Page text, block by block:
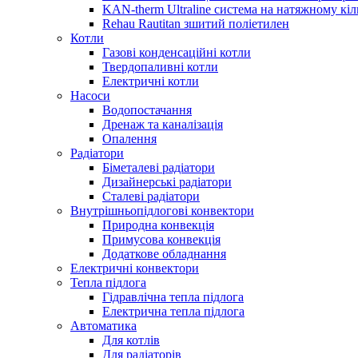
KAN-therm Ultraline система на натяжному
Rehau Rautitan зшитий поліетилен
Котли
Газові конденсаційні котли
Твердопаливні котли
Електричні котли
Насоси
Водопостачання
Дренаж та каналізація
Опалення
Радіатори
Біметалеві радіатори
Дизайнерські радіатори
Сталеві радіатори
Внутрішньопідлогові конвектори
Природна конвекція
Примусова конвекція
Додаткове обладнання
Електричні конвектори
Тепла підлога
Гідравлічна тепла підлога
Електрична тепла підлога
Автоматика
Для котлів
Для радіаторів